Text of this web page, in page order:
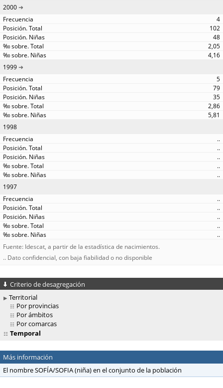
2000
4
102
48
2,05
4,16
1999
5
79
35
2,86
5,81
1998
..
..
..
..
..
1997
..
..
..
..
..
Fuente: Idescat, a partir de la estadística de nacimientos.
.. Dato confidencial, con baja fiabilidad o no disponible
Criterio de desagregación
Territorial
Por provincias
Por ámbitos
Por comarcas
Temporal
Más información
El nombre SOFÍA/SOFIA (niña) en el conjunto de la población